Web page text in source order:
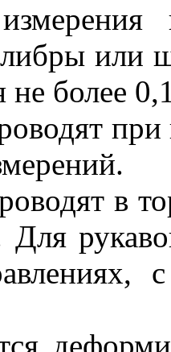
или
не более
в
Для